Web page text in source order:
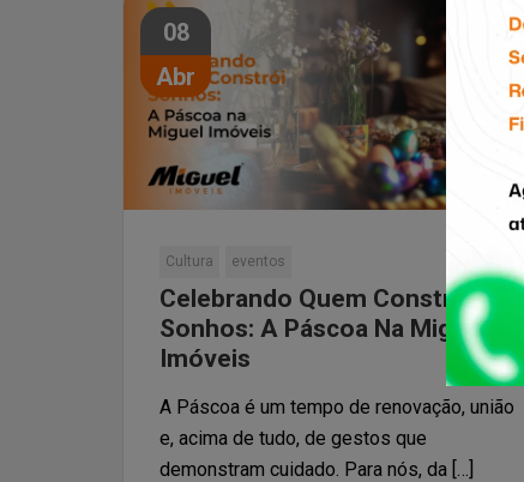
08
Abr
Cultura eventos
Celebrando Quem Constrói
Sonhos: A Páscoa Na Miguel
Imóveis
A Páscoa é um tempo de renovação, união
e, acima de tudo, de gestos que
demonstram cuidado. Para nós, da […]